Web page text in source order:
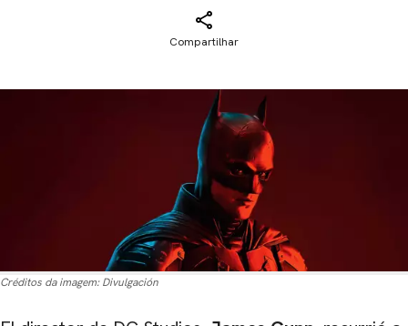
Compartilhar
Créditos da imagem: Divulgación